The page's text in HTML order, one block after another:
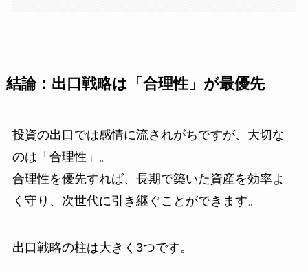
結論：出口戦略は「合理性」が最優先
投資の出口では感情に流されがちですが、大切な
のは「合理性」。
合理性を優先すれば、長期で築いた資産を効率よ
く守り、次世代に引き継ぐことができます。
出口戦略の柱は大きく3つです。